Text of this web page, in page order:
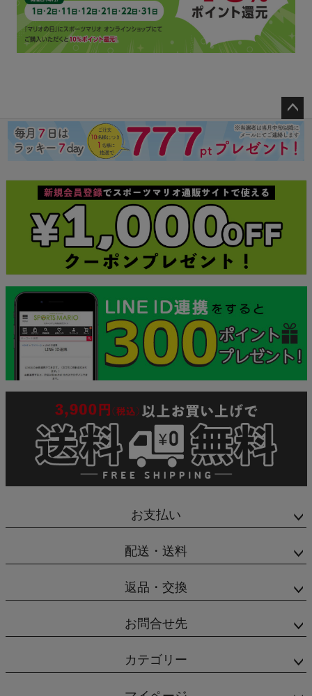
ペー
ジト
ップ
お支払い
配送・送料
返品・交換
お問合せ先
カテゴリー